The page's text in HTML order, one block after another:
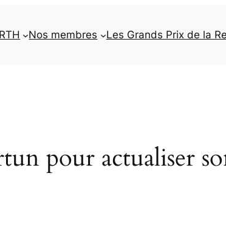
Nos membres Les Grands Prix de la
pour actualiser